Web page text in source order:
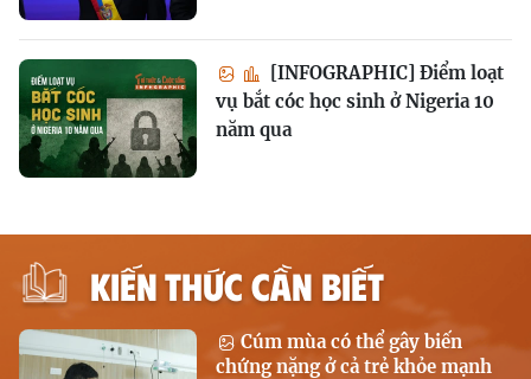
[INFOGRAPHIC] Điểm loạt
vụ bắt cóc học sinh ở Nigeria 10
năm qua
KIẾN THỨC CẦN BIẾT
Cúm mùa có thể gây biến
chứng nặng ở cả trẻ khỏe mạnh